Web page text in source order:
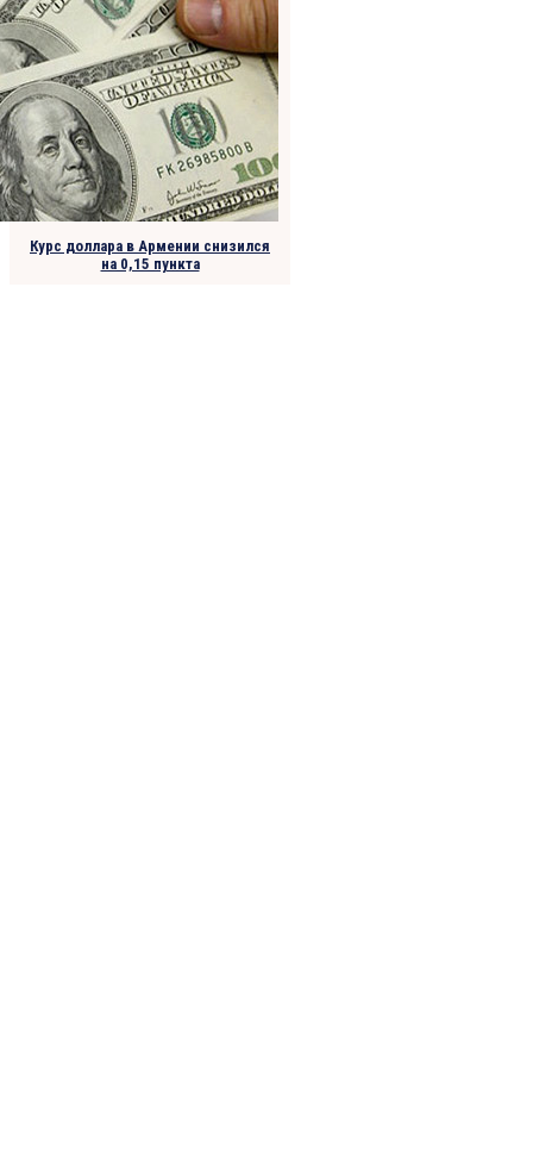
Курс доллара в Армении снизился
на 0,15 пункта